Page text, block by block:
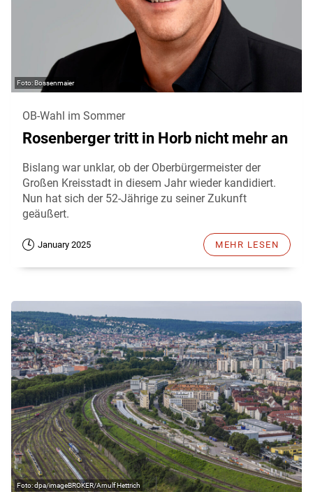
Bossenmaier
OB-Wahl im Sommer
Rosenberger tritt in Horb nicht mehr an
Bislang war unklar, ob der Oberbürgermeister der
Großen Kreisstadt in diesem Jahr wieder kandidiert.
Nun hat sich der 52-Jährige zu seiner Zukunft
geäußert.
January 2025 MEHR LESEN
dpa/imageBROKER/Arnulf Hettrich